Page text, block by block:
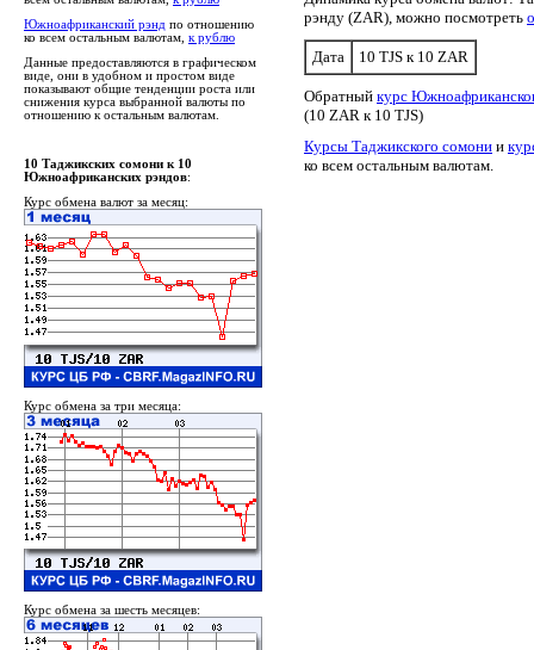
Южноафриканский рэнд по отношению
ко всем остальным валютам, к рублю
Данные предоставляются в графическом
виде, они в удобном и простом виде
показывают общие тенденции роста или
снижения курса выбранной валюты по
отношению к остальным валютам.
рэнду (ZAR), можно посмотреть
Дата 10 TJS к 10 ZAR
Обратный курс
(10 ZAR к 10 TJS)
Курсы Таджикского сомони и
ко всем остальным валютам.
10 Таджикских сомони к 10
Южноафриканских рэндов:
Курс обмена валют за месяц:
Курс обмена за три месяца:
Курс обмена за шесть месяцев: